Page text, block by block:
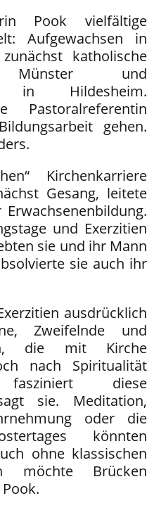
Pook vielfältige
Aufgewachsen in
katholische
und
in Hildesheim.
Pastoralreferentin
gehen.
Kirchenkarriere
Gesang, leitete
und Exerzitien
sie und ihr Mann
sie auch ihr
ausdrücklich
Zweifelnde und
die mit Kirche
nach Spiritualität
diese
sie. Meditation,
oder die
könnten
ohne klassischen
möchte Brücken